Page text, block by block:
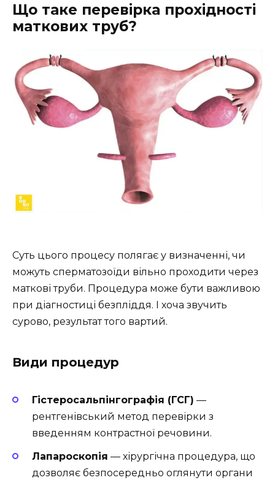
Що таке перевірка прохідності
маткових труб?
Суть цього процесу полягає у визначенні, чи
можуть сперматозоїди вільно проходити через
маткові труби. Процедура може бути важливою
при діагностиці безпліддя. І хоча звучить
сурово, результат того вартий.
Види процедур
Гістеросальпінгографія (ГСГ) —
рентгенівський метод перевірки з
введенням контрастної речовини.
Лапароскопія — хірургічна процедура, що
дозволяє безпосередньо оглянути органи